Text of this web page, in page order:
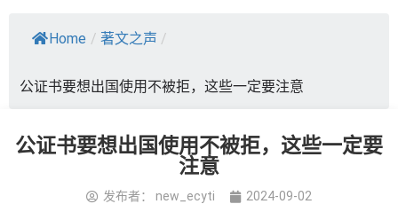
Home / 著文之声 /
公证书要想出国使用不被拒，这些一定要注意
公证书要想出国使用不被拒，这些一定要
注意
发布者： new_ecyti 2024-09-02